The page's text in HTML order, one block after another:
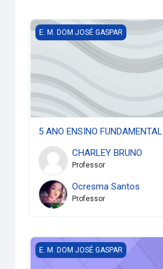
5 ANO ENSINO FUNDAMENTAL I
E. M. DOM JOSÉ GASPAR
5 ANO ENSINO FUNDAMENTAL I
CHARLEY BRUNO
Professor
Ocresma Santos
Professor
5 ANO ENSINO FUNDAMENTAL
E. M. DOM JOSÉ GASPAR